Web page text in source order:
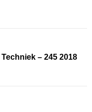
– 245 2018